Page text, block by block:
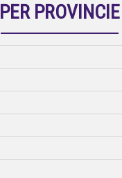
PER PROVINCIE